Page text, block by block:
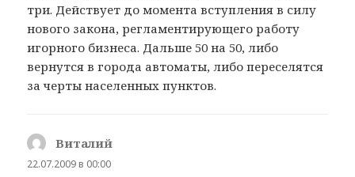
три. Действует до момента вступления в силу
нового закона, регламентирующего работу
игорного бизнеса. Дальше 50 на 50, либо
вернутся в города автоматы, либо переселятся
за черты населенных пунктов.
Виталий
22.07.2009 в 00:00